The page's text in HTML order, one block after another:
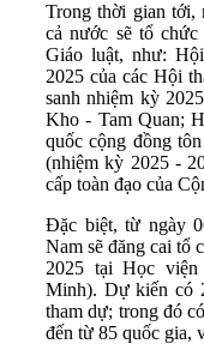
Trong thời gian tới,
cả nước sẽ tổ
Giáo luật, như:
2025 của các Hội
sanh nhiệm kỳ
Kho - Tam Quan;
quốc cộng đồng
(nhiệm kỳ 2025 -
cấp toàn đạo của
Đặc biệt, từ ngày
Nam sẽ đăng cai tổ
2025 tại Học
Minh). Dự kiến có
tham dự; trong đó
đến từ 85 quốc gia,